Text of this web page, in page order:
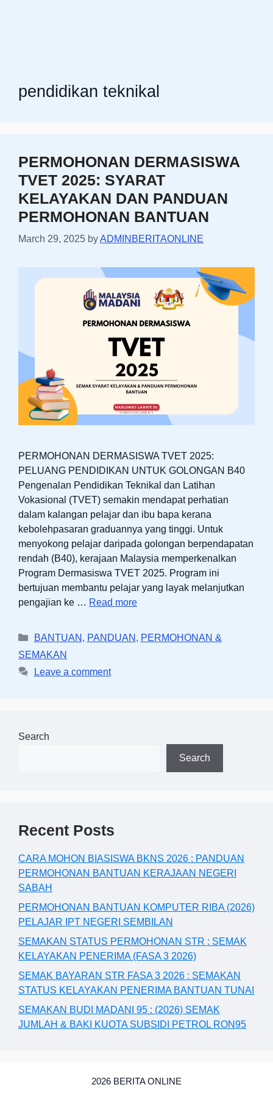
pendidikan teknikal
PERMOHONAN DERMASISWA
TVET 2025: SYARAT
KELAYAKAN DAN PANDUAN
PERMOHONAN BANTUAN
March 29, 2025 byADMINBERITAONLINE
PERMOHONAN DERMASISWA TVET 2025:
PELUANG PENDIDIKAN UNTUK GOLONGAN B40
Pengenalan Pendidikan Teknikal dan Latihan
Vokasional (TVET) semakin mendapat perhatian
dalam kalangan pelajar dan ibu bapa kerana
kebolehpasaran graduannya yang tinggi. Untuk
menyokong pelajar daripada golongan berpendapatan
rendah (B40), kerajaan Malaysia memperkenalkan
Program Dermasiswa TVET 2025. Program ini
bertujuan membantu pelajar yang layak melanjutkan
pengajian ke … Read more
Categories
BANTUAN , PANDUAN , PERMOHONAN &
SEMAKAN
Leave a comment
Search
Search
Recent Posts
CARA MOHON BIASISWA BKNS 2026 : PANDUAN
PERMOHONAN BANTUAN KERAJAAN NEGERI
SABAH
PERMOHONAN BANTUAN KOMPUTER RIBA (2026)
PELAJAR IPT NEGERI SEMBILAN
SEMAKAN STATUS PERMOHONAN STR : SEMAK
KELAYAKAN PENERIMA (FASA 3 2026)
SEMAK BAYARAN STR FASA 3 2026 : SEMAKAN
STATUS KELAYAKAN PENERIMA BANTUAN TUNAI
SEMAKAN BUDI MADANI 95 : (2026) SEMAK
JUMLAH & BAKI KUOTA SUBSIDI PETROL RON95
2026 BERITA ONLINE